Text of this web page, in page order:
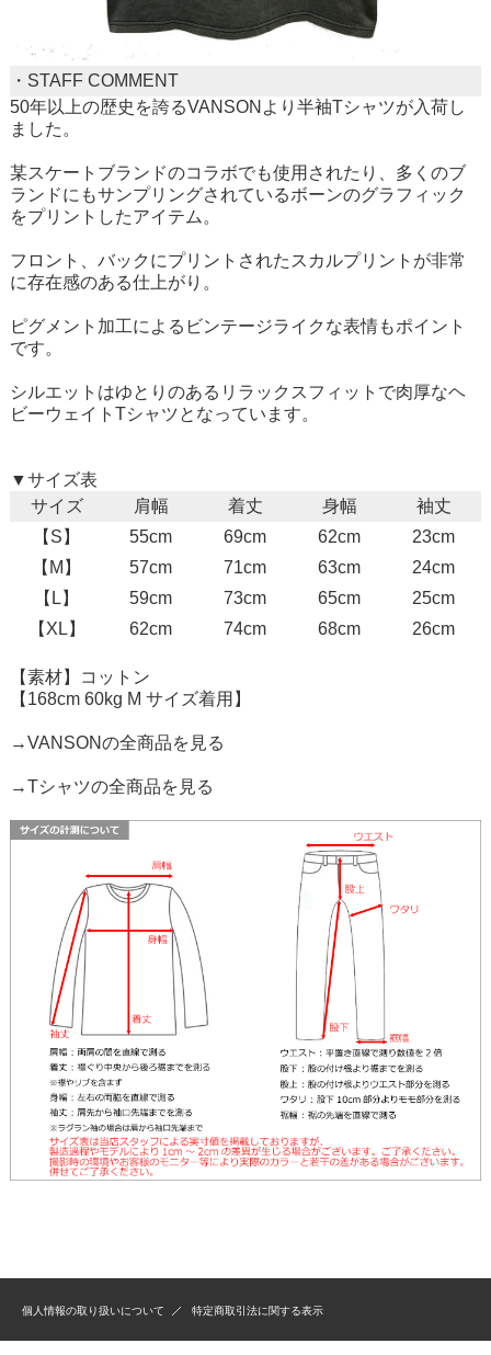
・STAFF COMMENT
50年以上の歴史を誇るVANSONより半袖Tシャツが入荷し
ました。
某スケートブランドのコラボでも使用されたり、多くのブ
ランドにもサンプリングされているボーンのグラフィック
をプリントしたアイテム。
フロント、バックにプリントされたスカルプリントが非常
に存在感のある仕上がり。
ピグメント加工によるビンテージライクな表情もポイント
です。
シルエットはゆとりのあるリラックスフィットで肉厚なヘ
ビーウェイトTシャツとなっています。
▼サイズ表
サイズ
肩幅 着丈 身幅
袖丈
【S】
55cm 69cm 62cm
23cm
【M】
57cm 71cm 63cm
24cm
【L】
59cm 73cm 65cm
25cm
【XL】
62cm 74cm 68cm 26cm
【素材】コットン
【168cm 60kg M サイズ着用】
→VANSONの全商品を見る
→Tシャツの全商品を見る
個人情報の取り扱いについて 特定商取引法に関する表示